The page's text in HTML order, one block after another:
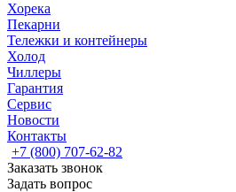
Хорека
Пекарни
Тележки и контейнеры
Холод
Чиллеры
Гарантия
Сервис
Новости
Контакты
+7 (800) 707-62-82
Заказать звонок
Задать вопрос